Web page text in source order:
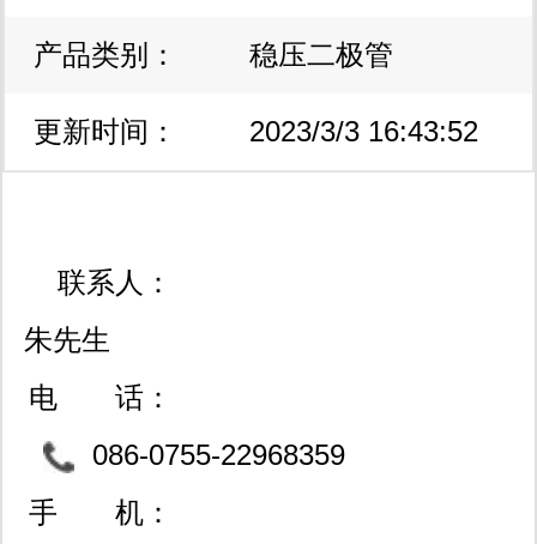
产品类别： 稳压二极管
更新时间： 2023/3/3 16:43:52
联系人：
朱先生
电 话：
086-0755-22968359
手 机：